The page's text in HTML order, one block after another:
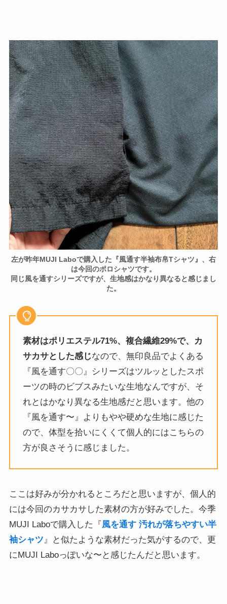
左が昨年MUJI Laboで購入した『風通す半袖布帛Tシャツ』、右
は今回のポロシャツです。
同じ風を通すシリーズですが、生地感はかなり異なると感じまし
た。
素材はポリエステル71%、複合繊維29%で、カ
サカサとした感じなので、無印良品でよくある
『風を通す〇〇』シリーズはツルッとしたスポ
ーツの時のビブスみたいな生地なんですが、そ
れとはかなり異なる生地感だと思います。他の
『風を通す〜』よりもやや硬めな生地に感じた
ので、体型を拾いにくくて個人的にはこちらの
方が良さそうに感じました。
ここは好みが分かれるところだと思いますが、個人的
には今回のカサカサした素材の方が好みでした。今季
MUJI Laboで購入した『 風を通す 汚れが落ちやすい半
袖シャツ』と似たような素材だった気がするので、更
にMUJI Laboっぽいな〜と感じたんだと思います。